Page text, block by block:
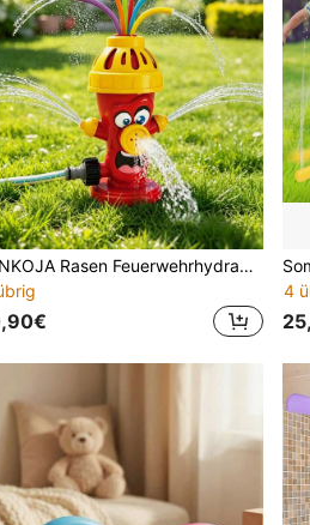
MINKOJA Rasen Feuerwehrhydranten Sprinkler Spielzeug für Kinder im Sommer, interaktiver rotierender Wassersprüher für Wasserspiele
4